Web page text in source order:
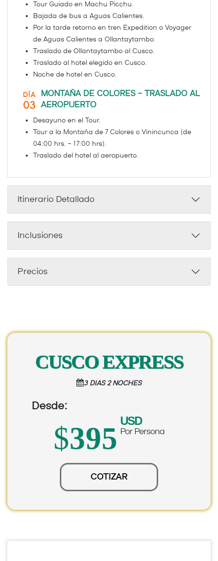
Tour Guiado en Machu Picchu.
Bajada de bus a Aguas Calientes.
Por la tarde retorno en tren Expedition o Voyager
de Aguas Calientes a Ollantaytambo.
Traslado de Ollantaytambo al Cusco.
Traslado al hotel elegido en Cusco.
Noche de hotel en Cusco.
DÍA
03
MONTAÑA DE COLORES – TRASLADO AL
AEROPUERTO
Desayuno en el Tour.
Tour a la Montaña de 7 Colores o Vinincunca (de
04:00 hrs. – 17:00 hrs).
Traslado del hotel al aeropuerto.
Itinerario Detallado
Inclusiones
Precios
CUSCO EXPRESS
3 DIAS 2 NOCHES
Desde:
$395
USD
Por Persona
COTIZAR